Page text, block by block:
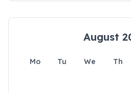
August
Mo Tu We Th